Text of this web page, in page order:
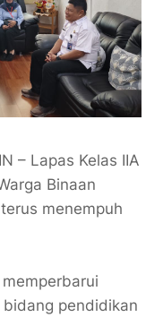
– Lapas Kelas IIA
Binaan
menempuh
bidang pendidikan